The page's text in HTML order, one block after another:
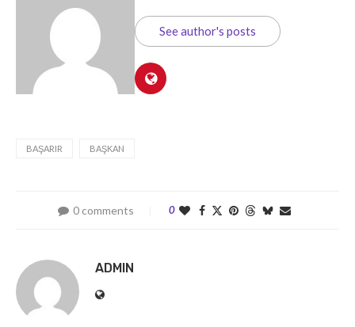
See author's posts
BAŞARIR BAŞKAN
0 comments 0
ADMIN